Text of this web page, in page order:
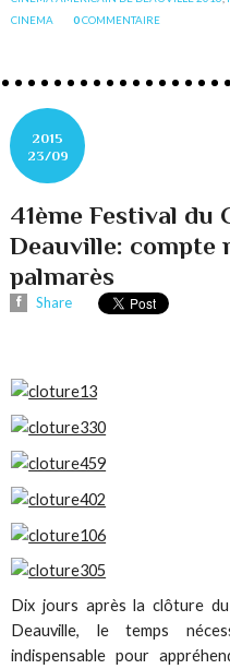
CINEMA
0COMMENTAIRE
2015
23/09
41ème Festival du
Deauville: compte
palmarès
Share
Dix jours après la clôture
Deauville, le temps
indispensable pour